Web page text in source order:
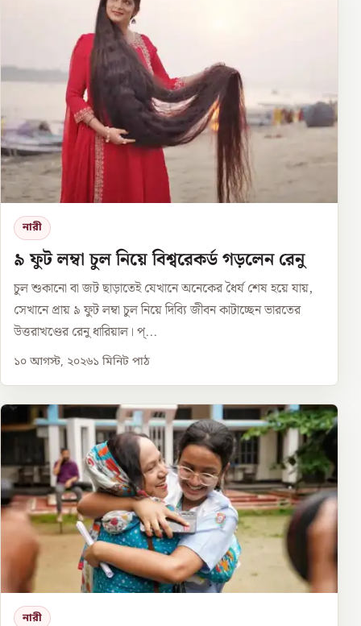
নারী
৯ ফুট লম্বা চুল নিয়ে বিশ্বরেকর্ড গড়লেন রেনু
চুল শুকানো বা জট ছাড়াতেই যেখানে অনেকের ধৈর্য শেষ হয়ে যায়,
সেখানে প্রায় ৯ ফুট লম্বা চুল নিয়ে দিব্যি জীবন কাটাচ্ছেন ভারতের
উত্তরাখণ্ডের রেনু ধারিয়াল। প্...
১০ আগস্ট, ২০২৬১ মিনিট পাঠ
নারী